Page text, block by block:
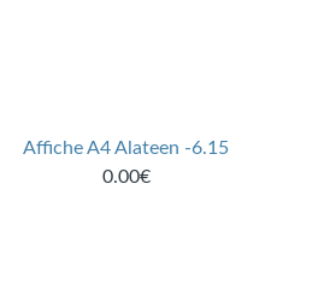
Affiche A4 Alateen -6.15
0.00€